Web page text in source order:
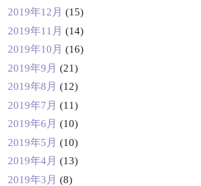
2019年12月 (15)
2019年11月 (14)
2019年10月 (16)
2019年9月 (21)
2019年8月 (12)
2019年7月 (11)
2019年6月 (10)
2019年5月 (10)
2019年4月 (13)
2019年3月 (8)